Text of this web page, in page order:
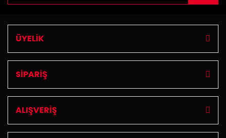
ÜYELİK
SİPARİŞ
ALIŞVERİŞ